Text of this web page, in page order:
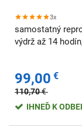
3x
samostatný
výdrž až 14
99,00 €
110,70€
IHNEĎ K